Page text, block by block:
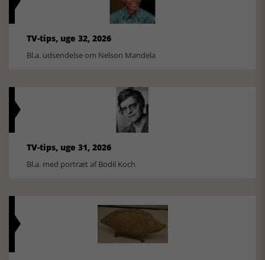
TV-tips, uge 32, 2026
Bl.a. udsendelse om Nelson Mandela
TV-tips, uge 31, 2026
Bl.a. med portræt af Bodil Koch